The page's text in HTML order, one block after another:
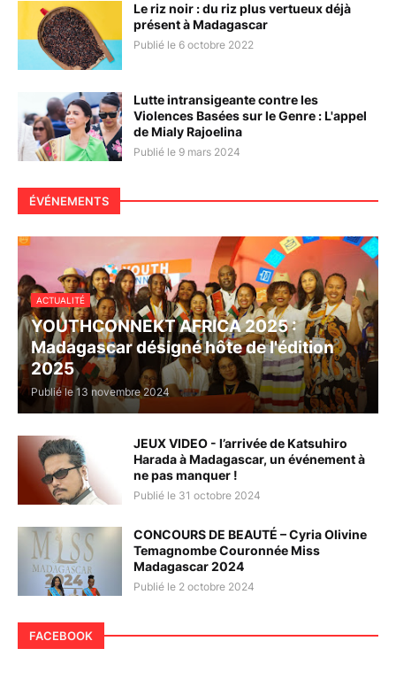
Le riz noir : du riz plus vertueux déjà
présent à Madagascar
Publié le 6 octobre 2022
Lutte intransigeante contre les
Violences Basées sur le Genre : L'appel
de Mialy Rajoelina
Publié le 9 mars 2024
ÉVÉNEMENTS
ACTUALITÉ
YOUTHCONNEKT AFRICA 2025 :
Madagascar désigné hôte de l'édition
2025
Publié le 13 novembre 2024
JEUX VIDEO - l’arrivée de Katsuhiro
Harada à Madagascar, un événement à
ne pas manquer !
Publié le 31 octobre 2024
CONCOURS DE BEAUTÉ – Cyria Olivine
Temagnombe Couronnée Miss
Madagascar 2024
Publié le 2 octobre 2024
FACEBOOK